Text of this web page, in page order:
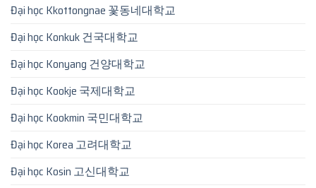
Đại học Kkottongnae 꽃동네대학교
Đại học Konkuk 건국대학교
Đại học Konyang 건양대학교
Đại học Kookje 국제대학교
Đại học Kookmin 국민대학교
Đại học Korea 고려대학교
Đại học Kosin 고신대학교